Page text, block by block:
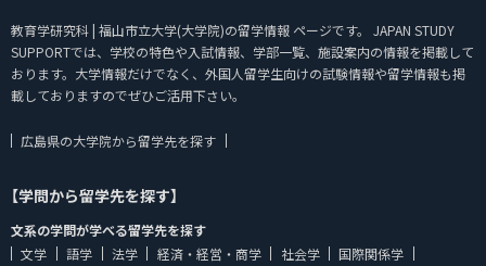
教育学研究科 | 福山市立大学(大学院)の留学情報 ページです。 JAPAN STUDY
SUPPORTでは、学校の特色や入試情報、学部一覧、施設案内の情報を掲載して
おります。大学情報だけでなく、外国人留学生向けの試験情報や留学情報も掲
載しておりますのでぜひご活用下さい。
広島県の大学院から留学先を探す
【学問から留学先を探す】
文系の学問が学べる留学先を探す
文学
語学 法学 経済・経営・商学 社会学
国際関係学